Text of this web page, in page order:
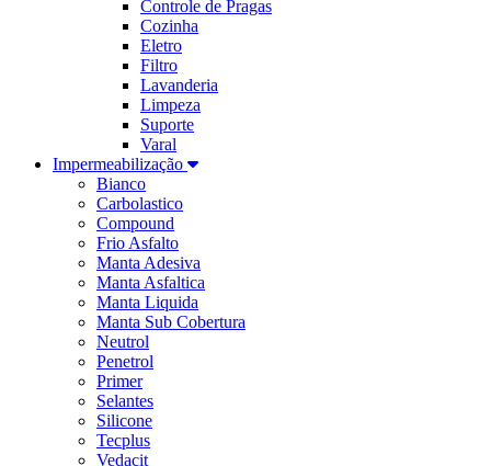
Controle de Pragas
Cozinha
Eletro
Filtro
Lavanderia
Limpeza
Suporte
Varal
Impermeabilização
Bianco
Carbolastico
Compound
Frio Asfalto
Manta Adesiva
Manta Asfaltica
Manta Liquida
Manta Sub Cobertura
Neutrol
Penetrol
Primer
Selantes
Silicone
Tecplus
Vedacit